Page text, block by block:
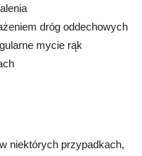
dróg oddechowych
mycie rąk
niektórych przypadkach,